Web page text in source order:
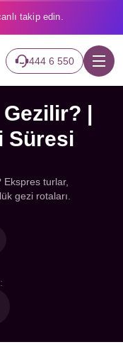
takip edin.
444 6 550
|
Süresi
Ekspres turlar,
gezi rotaları.